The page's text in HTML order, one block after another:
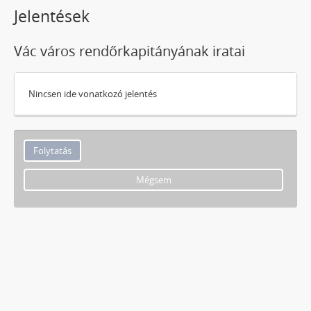
Jelentések
Vác város rendőrkapitányának iratai
Nincsen ide vonatkozó jelentés
Mégsem